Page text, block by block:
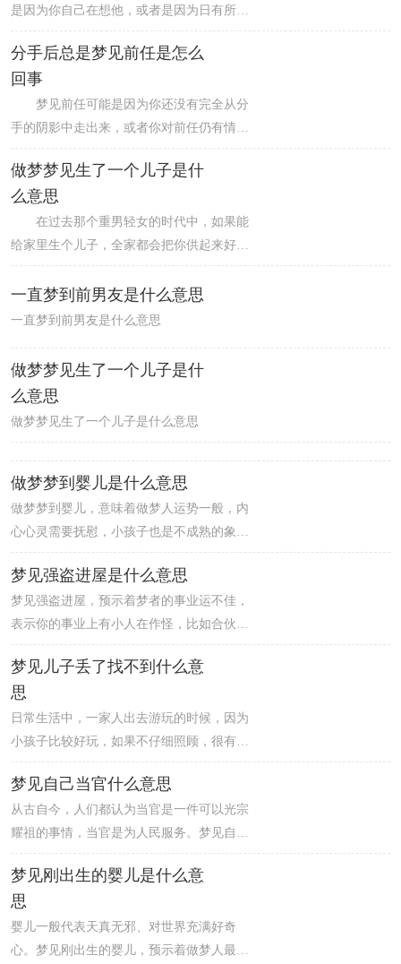
5：会娶一位绰约多姿的姑娘为妻。
是因为你自己在想他，或者是因为日有所思
夜有所梦。因此，不能单纯地认为做梦梦到
喜欢的人就代表对方在想你。
分手后总是梦见前任是怎么
回事
梦见前任可能是因为你还没有完全从分
手的阴影中走出来，或者你对前任仍有情感
上的依恋。这种情况很正常，但是如果这种
情况持续时间过长，可能会影响你的生活和
情感健康。建议你多关注自己的情绪和生活
状况，尝试接受分手的现实，放下过去，向
前看。
做梦梦见生了一个儿子是什
么意思
在过去那个重男轻女的时代中，如果能
给家里生个儿子，全家都会把你供起来好好
保护着，基本上在家里就有地位了，这就是
所谓的母凭子贵。
一直梦到前男友是什么意思
一直梦到前男友是什么意思
做梦梦见生了一个儿子是什
么意思
做梦梦见生了一个儿子是什么意思
做梦梦到婴儿是什么意思
做梦梦到婴儿，意味着做梦人运势一般，内
心心灵需要抚慰，小孩子也是不成熟的象
征，如果你目前正处于窘境，就应该回到原
点去想清楚，或者要从头细细思量，才能把
事情顺利解决。职员做梦梦到婴儿，意味着
财运走高，贵人运强，朋友会给你提供投资
资讯，或介绍你获得赚外快的机会。婴儿胖
嘟嘟的，非常惹人喜爱，让人忍不住亲近。
梦见强盗进屋是什么意思
梦见强盗进屋，预示着梦者的事业运不佳，
表示你的事业上有小人在作怪，比如合伙人
产生邪念，使你的事业遭受损失，所以你一
定要多注意合作伙伴或团队成员最近的行
为，否则将会破财。有些贼很大胆，趁着别
人家睡着的时候，用工具割开窗户，悄悄进
去别人家，开始实施盗窃。其实天网恢恢疏
而不漏，在法治社会，法律是不会放过任何
一个犯罪之人的。
梦见儿子丢了找不到什么意
思
日常生活中，一家人出去游玩的时候，因为
小孩子比较好玩，如果不仔细照顾，很有可
能会走丢。梦见儿子丢了找不到，意味着做
梦人这两天需要承担的任务很多，容易在处
理工作的时候遇见很多让你烦恼的事情，若
是打算自己单打独斗，不佳的工作或者学业
成绩会让你的心情也变差，而且在恋情方
面，做梦人的艳遇指数上升，较有可能被陌
生的异性吸引，或者遭遇异国情缘。
梦见自己当官什么意思
从古自今，人们都认为当官是一件可以光宗
耀祖的事情，当官是为人民服务。梦见自己
当官，意味着做梦人最近的恋情走势良好，
如果做梦人是单身，则桃花运非常好，参加
聚会可得到更多机会；如果做梦人有对象，
则两人之间相处愉快，而且会有一些小惊喜
让彼此的感情更加亲密。准备考试的人梦见
梦见刚出生的婴儿是什么意
思
婴儿一般代表天真无邪、对世界充满好奇
心。梦见刚出生的婴儿，预示着做梦人最近